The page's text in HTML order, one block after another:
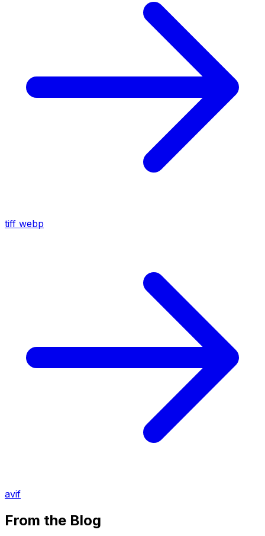
tiff webp
avif
From the Blog